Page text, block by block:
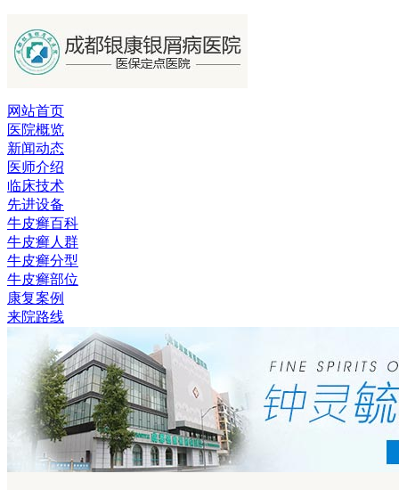
网站首页
医院概览
新闻动态
医师介绍
临床技术
先进设备
牛皮癣百科
牛皮癣人群
牛皮癣分型
牛皮癣部位
康复案例
来院路线